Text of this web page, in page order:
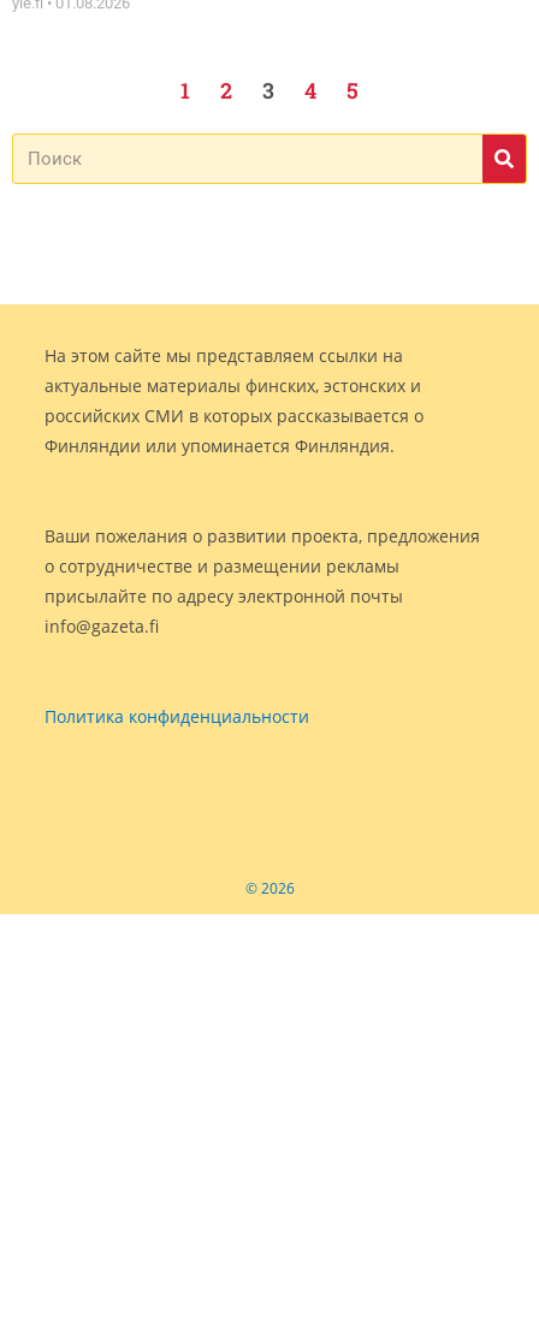
1 2 3 4 5
На этом сайте мы представляем ссылки на
актуальные материалы финских, эстонских и
российских СМИ в которых рассказывается о
Финляндии или упоминается Финляндия.
Ваши пожелания о развитии проекта, предложения
о сотрудничестве и размещении рекламы
присылайте по адресу электронной почты
info@gazeta.fi
Политика конфиденциальности
© 2026